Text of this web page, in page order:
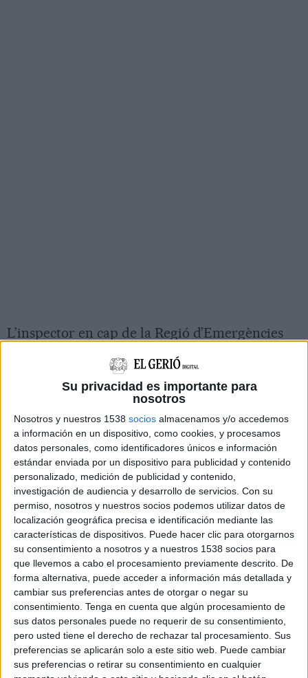
Su privacidad es importante para
nosotros
Nosotros y nuestros 1538 socios almacenamos y/o accedemos
a información en un dispositivo, como cookies, y procesamos
datos personales, como identificadores únicos e información
estándar enviada por un dispositivo para publicidad y contenido
personalizado, medición de publicidad y contenido,
investigación de audiencia y desarrollo de servicios. Con su
permiso, nosotros y nuestros socios podemos utilizar datos de
localización geográfica precisa e identificación mediante las
características de dispositivos. Puede hacer clic para otorgarnos
su consentimiento a nosotros y a nuestros 1538 socios para
que llevemos a cabo el procesamiento previamente descrito. De
forma alternativa, puede acceder a información más detallada y
cambiar sus preferencias antes de otorgar o negar su
consentimiento. Tenga en cuenta que algún procesamiento de
sus datos personales puede no requerir de su consentimiento,
pero usted tiene el derecho de rechazar tal procesamiento. Sus
preferencias se aplicarán solo a este sitio web. Puede cambiar
sus preferencias o retirar su consentimiento en cualquier
L’inspector en cap de la Regió d’Emergències
, ha explicat que el
primer vol de reconeixement dels mitjans aeris,
un cop s’han incorporat a primera hora del
matí, ha confirmat que l’estabilització assolida
dissabte s’ha consolidat durant la nit.
“Podríem dir que tenim tot el perímetre
estabilitzat”, ha afirmat Martín, fet que ha
permès aixecar totes les ordres de confinament
i les evacuacions preventives que encara
continuaven vigents.
Els veïns evacuats de la urbanitzacióVall-
Repòs, aSanta Cristina d’Aro, així com els
habitatges afectats de la urbanitzacióCabanyes
aCalonge, ja poden tornar a casa seva.
Malgrat l’aixecament dels confinaments, els